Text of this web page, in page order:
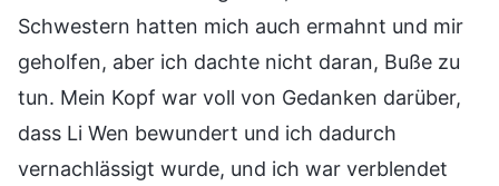
Schwestern hatten mich auch ermahnt und mir
geholfen, aber ich dachte nicht daran, Buße zu
tun. Mein Kopf war voll von Gedanken darüber,
dass Li Wen bewundert und ich dadurch
vernachlässigt wurde, und ich war verblendet